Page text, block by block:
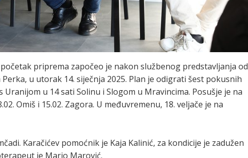
priprema započeo je nakon službenog predstavljanja od
u utorak 14. siječnja 2025. Plan je odigrati šest pokusnih
Uranijom u 14 sati Solinu i Slogom u Mravincima. Posušje je na
Omiš i 15.02. Zagora. U međuvremenu, 18. veljače je na
Karačićev pomoćnik je Kaja Kalinić, za kondicije je zadužen
je Mario Marović.